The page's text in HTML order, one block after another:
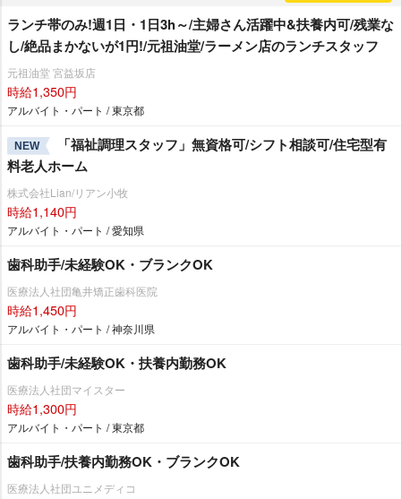
ランチ帯のみ!週1日・1日3h～/主婦さん活躍中&扶養内可/残業な
し/絶品まかないが1円!/元祖油堂/ラーメン店のランチスタッフ
元祖油堂 宮益坂店
時給1,350円
アルバイト・パート / 東京都
NEW
「福祉調理スタッフ」無資格可/シフト相談可/住宅型有
料老人ホーム
株式会社Lian/リアン小牧
時給1,140円
アルバイト・パート / 愛知県
歯科助手/未経験OK・ブランクOK
医療法人社団亀井矯正歯科医院
時給1,450円
アルバイト・パート / 神奈川県
歯科助手/未経験OK・扶養内勤務OK
医療法人社団マイスター
時給1,300円
アルバイト・パート / 東京都
歯科助手/扶養内勤務OK・ブランクOK
医療法人社団ユニメディコ